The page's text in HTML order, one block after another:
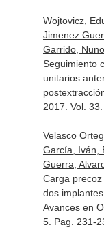
Wojtovicz,
Jimenez
Garrido,
Seguimiento
unitarios
2017. Vol.
Velasco
García, Iván,
Guerra,
Carga
dos
Avances en
5. Pag. 231-